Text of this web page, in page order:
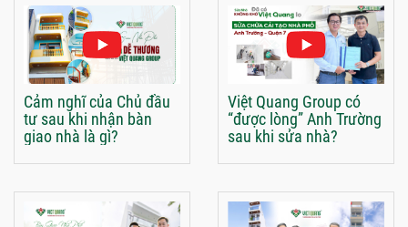
Cảm nghĩ của Chủ đầu
tư sau khi nhận bàn
giao nhà là gì?
Việt Quang Group có
“được lòng” Anh Trường
sau khi sửa nhà?